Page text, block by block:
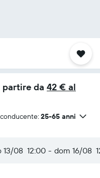
partire da 42 € al
25-65 anni
13/08 12:00 - dom 16/08